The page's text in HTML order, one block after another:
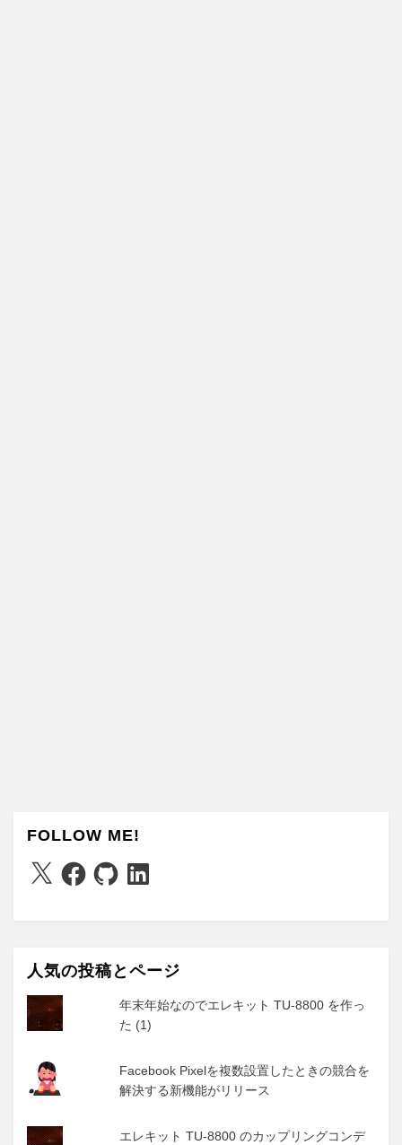
FOLLOW ME!
X Facebook
GitHubLinkedIn
人気の投稿とページ
年末年始なのでエレキット TU-8800 を作っ
た (1)
Facebook Pixelを複数設置したときの競合を
解決する新機能がリリース
エレキット TU-8800 のカップリングコンデ